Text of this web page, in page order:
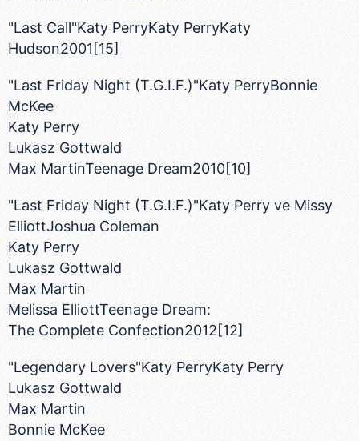
"Last Call"Katy PerryKaty PerryKaty
Hudson2001[15]
"Last Friday Night (T.G.I.F.)"Katy PerryBonnie
McKee
Katy Perry
Lukasz Gottwald
Max MartinTeenage Dream2010[10]
"Last Friday Night (T.G.I.F.)"Katy Perry ve Missy
ElliottJoshua Coleman
Katy Perry
Lukasz Gottwald
Max Martin
Melissa ElliottTeenage Dream:
The Complete Confection2012[12]
"Legendary Lovers"Katy PerryKaty Perry
Lukasz Gottwald
Max Martin
Bonnie McKee